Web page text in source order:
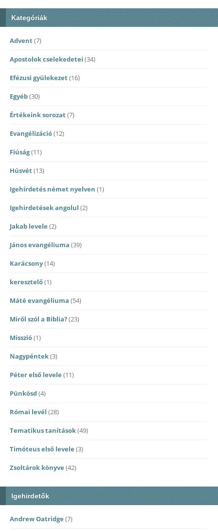
Kategóriák
Advent(7)
Apostolok cselekedetei (34)
Efézusi gyülekezet(16)
Egyéb(30)
Értékeink sorozat(7)
Evangélizáció(12)
Fiúság(11)
Húsvét(13)
Igehírdetés német nyelven (1)
Igehirdetések angolul (2)
Jakab levele (2)
János evangéliuma (39)
Karácsony(14)
keresztelő(1)
Máté evangéliuma (54)
Miről szól a Biblia?(23)
Misszió(1)
Nagypéntek(3)
Péter első levele (11)
Pünkösd(4)
Római levél (28)
Tematikus tanítások(49)
Timóteus első levele (3)
Zsoltárok könyve (42)
Igehirdetők
Andrew Oatridge (7)